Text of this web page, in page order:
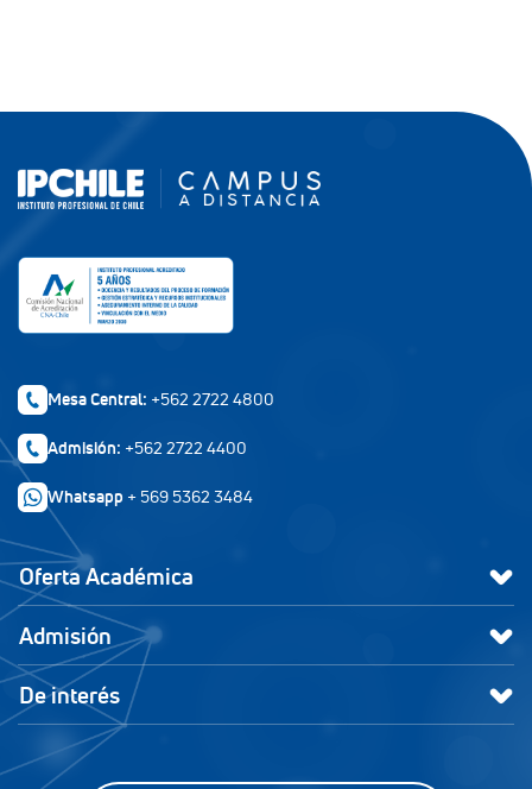
Mesa Central: +562 2722 4800
Admisión:+562 2722 4400
Whatsapp+ 569 5362 3484
Oferta Académica
Admisión
De interés